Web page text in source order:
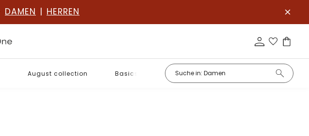
DAMEN | HERREN
August collection Basics